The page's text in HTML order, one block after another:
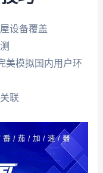
设备覆盖
美模拟国内用户环
联